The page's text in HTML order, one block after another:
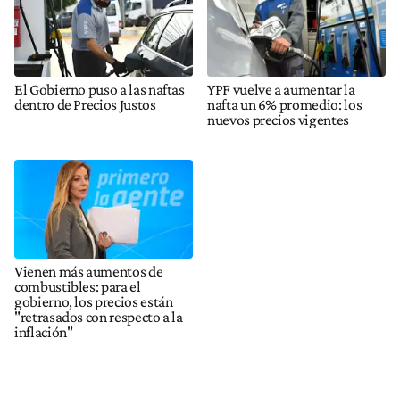
El Gobierno puso a las naftas
dentro de Precios Justos
YPF vuelve a aumentar la
nafta un 6% promedio: los
nuevos precios vigentes
Vienen más aumentos de
combustibles: para el
gobierno, los precios están
"retrasados con respecto a la
inflación"